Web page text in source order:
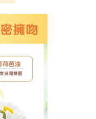
。若發現惡意使用之情形，
額度並採取法律行動。